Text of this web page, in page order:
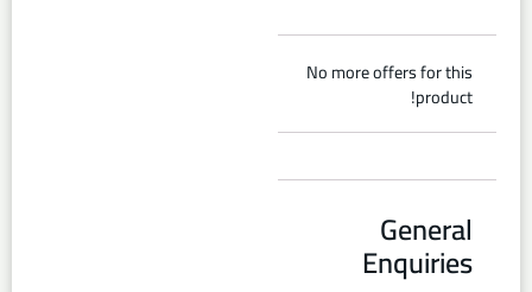
No more offers for this
product!
General
Enquiries